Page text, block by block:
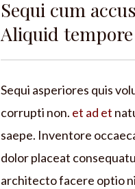
Sequi cum
Aliquid
Sequi asperiores quis
corrupti non. et ad et
saepe. Inventore
dolor placeat
architecto facere optio